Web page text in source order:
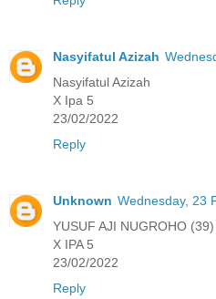
Nasyifatul Azizah
Nasyifatul Azizah
X Ipa 5
23/02/2022
Reply
Unknown Wednesday, 23
YUSUF AJI NUGROHO (39)
X IPA 5
23/02/2022
Reply